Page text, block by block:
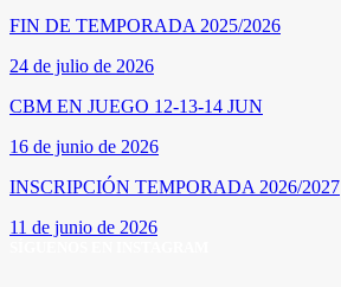
FIN DE TEMPORADA 2025/2026
24 de julio de 2026
CBM EN JUEGO 12-13-14 JUN
16 de junio de 2026
INSCRIPCIÓN TEMPORADA 2026/2027
11 de junio de 2026